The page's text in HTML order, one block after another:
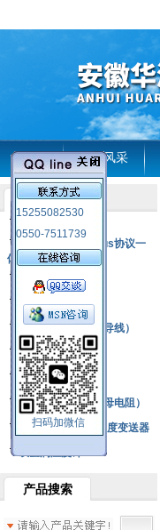
首页 企业风采
15255082530
0550-7511739
扫码加微信
产品列表
RS485通讯modbus协议一
体化现场智能仪表
热电偶
压力式温度计
热电偶补偿电缆（导线）
振动传感器
热电阻
铂热电阻元件（云母电阻）
SBW系列一体化温度变送器
双金属温度计
产品搜索